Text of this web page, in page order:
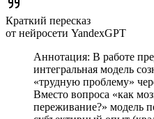
Краткий пересказ
от нейросети YandexGPT
Аннотация: В работе
интегральная модель
«трудную проблему»
Вместо вопроса «как
переживание?» модель